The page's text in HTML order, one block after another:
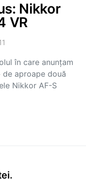
Nikkor
VR
în care anunțam
de aproape două
Nikkor AF-S